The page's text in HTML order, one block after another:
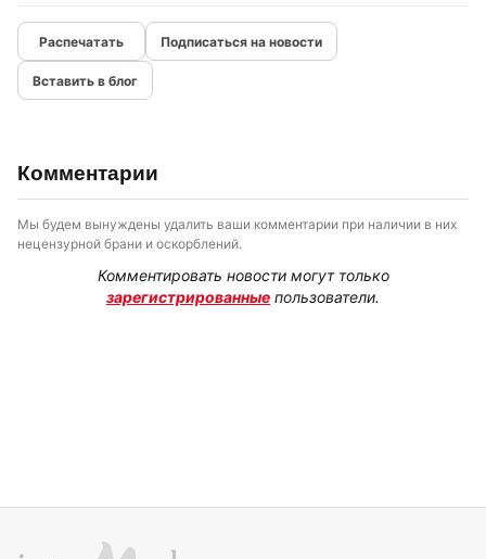
Подписаться на новости
Вставить в блог
Комментарии
Мы будем вынуждены удалить ваши комментарии при наличии в них
нецензурной брани и оскорблений.
Комментировать новости могут только
зарегистрированные пользователи.